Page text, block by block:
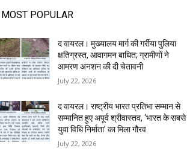
MOST POPULAR
द वायरल। मुख्यालय मार्ग की गर्रीया पुलिया
क्षतिग्रस्त, आवागमन बाधित; ग्रामीणों ने
आमरण अनशन की दी चेतावनी
July 22, 2026
द वायरल। राष्ट्रीय भारत प्रतिभा सम्मान से
सम्मानित हुए अपूर्व श्रीवास्तव, ‘भारत के सबसे
युवा विधि निर्माता’ का मिला गौरव
July 22, 2026